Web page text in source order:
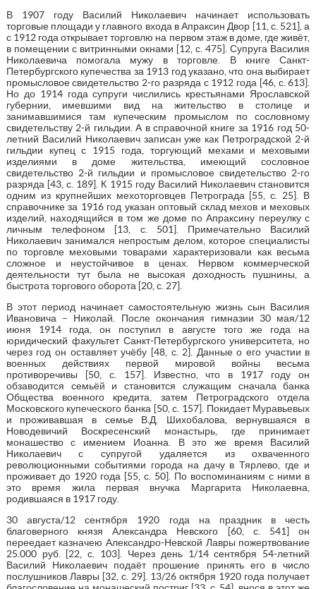
В 1907 году Василий Николаевич начинает использовать
торговые площади у главного входа в Апраксин Двор [11, с. 521], а
с 1912 года открывает торговлю на первом этаж в доме, где живёт,
в помещении с витринными окнами [12, с. 475]. Супруга Василия
Николаевича помогала мужу в торговле. В книге Санкт-
Петербургского купечества за 1913 год указано, что она выбирает
промысловое свидетельство 2-го разряда с 1912 года [46, с. 613].
Но до 1914 года супруги числились крестьянами Ярославской
губернии, имевшими вид на жительство в столице и
занимавшимися там купеческим промыслом по сословному
свидетельству 2-й гильдии. А в справочной книге за 1916 год 50-
летний Василий Николаевич записан уже как Петроградской 2-й
гильдии купец с 1915 года, торгующий мехами и меховыми
изделиями в доме жительства, имеющий сословное
свидетельство 2-й гильдии и промысловое свидетельство 2-го
разряда [43, с. 189]. К 1915 году Василий Николаевич становится
одним из крупнейших мехоторговцев Петрограда [55, с. 25]. В
справочнике за 1916 год указан оптовый склад мехов и меховых
изделий, находящийся в том же доме по Апраксину переулку с
личным телефоном [13, с. 501]. Примечательно Василий
Николаевич занимался непростым делом, которое специалисты
по торговле меховыми товарами характеризовали как весьма
сложное и неустойчивое в ценах. Нервом коммерческой
деятельности тут была не высокая доходность пушнины, а
быстрота торгового оборота [20, с. 27].
В этот период начинает самостоятельную жизнь сын Василия
Ивановича – Николай. После окончания гимназии 30 мая/12
июня 1914 года, он поступил в августе того же года на
юридический факультет Санкт-Петербургского университета, но
через год он оставляет учёбу [48, с. 2]. Данные о его участии в
военных действиях первой мировой войны весьма
противоречивы [50, с. 157]. Известно, что в 1917 году он
обзаводится семьёй и становится служащим сначала банка
Общества военного кредита, затем Петроградского отдела
Московского купеческого банка [50, с. 157]. Покидает Муравьевых
и проживавшая в семье В.Д. Шихобалова, вернувшаяся в
Новодевичий Воскресенский монастырь, где принимает
монашество с имением Иоанна. В это же время Василий
Николаевич с супругой удаляется из охваченного
революционными событиями города на дачу в Тярлево, где и
проживает до 1920 года [55, с. 50]. По воспоминаниям с ними в
это время жила первая внучка Маргарита Николаевна,
родившаяся в 1917 году.
30 августа/12 сентября 1920 года на праздник в честь
благоверного князя Александра Невского [60, с. 541] он
переедает казначею Александро-Невской Лавры пожертвование
25.000 руб. [22, с. 103]. Через день 1/14 сентября 54-летний
Василий Николаевич подаёт прошение принять его в число
послушников Лавры [32, с. 29]. 13/26 октября 1920 года получает